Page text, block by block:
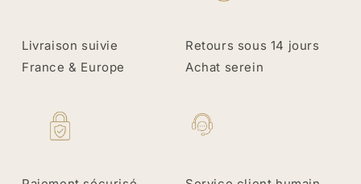
Livraison suivie
France & Europe
Retours sous 14 jours
Achat serein